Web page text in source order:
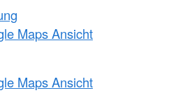
Maps Ansicht
Maps Ansicht